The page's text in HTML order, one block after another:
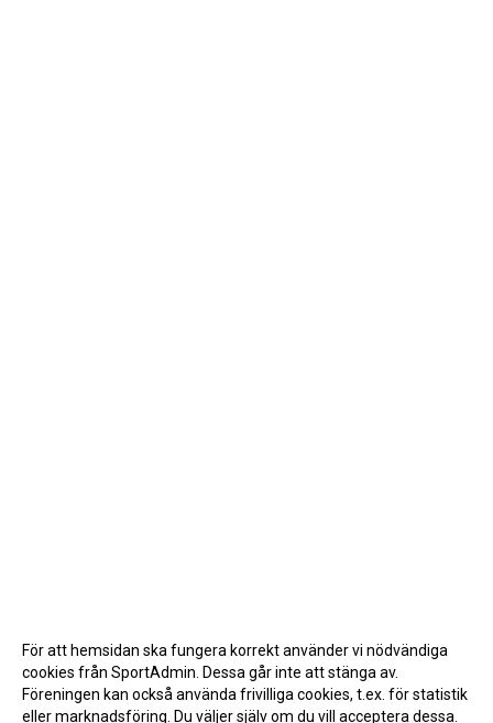
För att hemsidan ska fungera korrekt använder vi nödvändiga
cookies från SportAdmin. Dessa går inte att stänga av.
Föreningen kan också använda frivilliga cookies, t.ex. för statistik
eller marknadsföring. Du väljer själv om du vill acceptera dessa.